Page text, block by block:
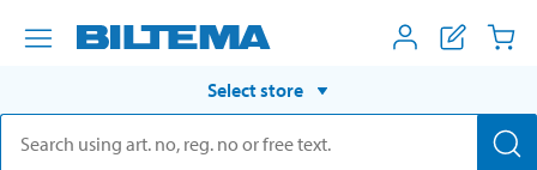
Select store